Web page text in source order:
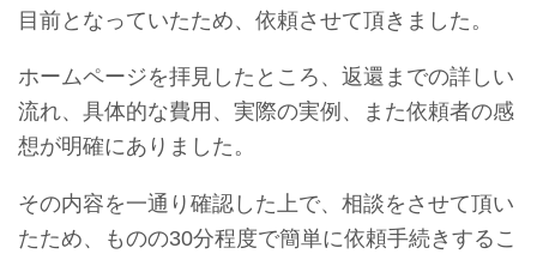
目前となっていたため、依頼させて頂きました。
ホームページを拝見したところ、返還までの詳しい
流れ、具体的な費用、実際の実例、また依頼者の感
想が明確にありました。
その内容を一通り確認した上で、相談をさせて頂い
たため、ものの30分程度で簡単に依頼手続きするこ